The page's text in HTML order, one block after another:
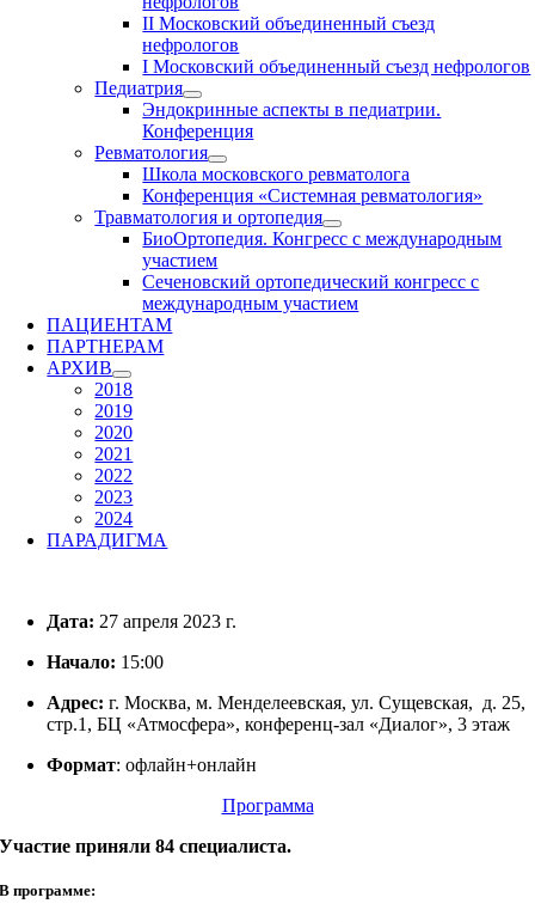
II Московский объединенный съезд
нефрологов
I Московский объединенный съезд нефрологов
Педиатрия
Эндокринные аспекты в педиатрии.
Конференция
Ревматология
Школа московского ревматолога
Конференция «Системная ревматология»
Травматология и ортопедия
БиоОртопедия. Конгресс с международным
участием
Сеченовский ортопедический конгресс с
международным участием
ПАЦИЕНТАМ
ПАРТНЕРАМ
АРХИВ
2018
2019
2020
2021
2022
2023
2024
ПАРАДИГМА
Дата: 27 апреля 2023 г.
Начало: 15:00
Адрес:г. Москва, м. Менделеевская, ул. Сущевская, д. 25,
стр.1, БЦ «Атмосфера», конференц-зал «Диалог», 3 этаж
Формат: офлайн+онлайн
Программа
Участие приняли 84 специалиста.
В программе: